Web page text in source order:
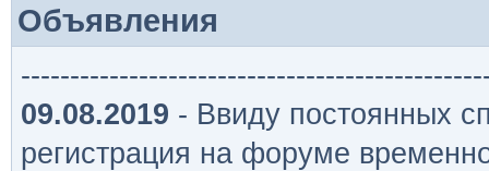
Объявления
09.08.2019 - Ввиду постоянных
регистрация на форуме